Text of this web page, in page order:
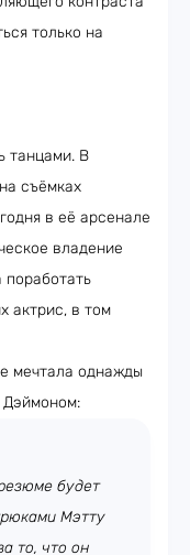
только на
танцами. В
съёмках
в её арсенале
владение
поработать
актрис, в том
мечтала однажды
Дэймоном:
будет
Мэтту
то, что он